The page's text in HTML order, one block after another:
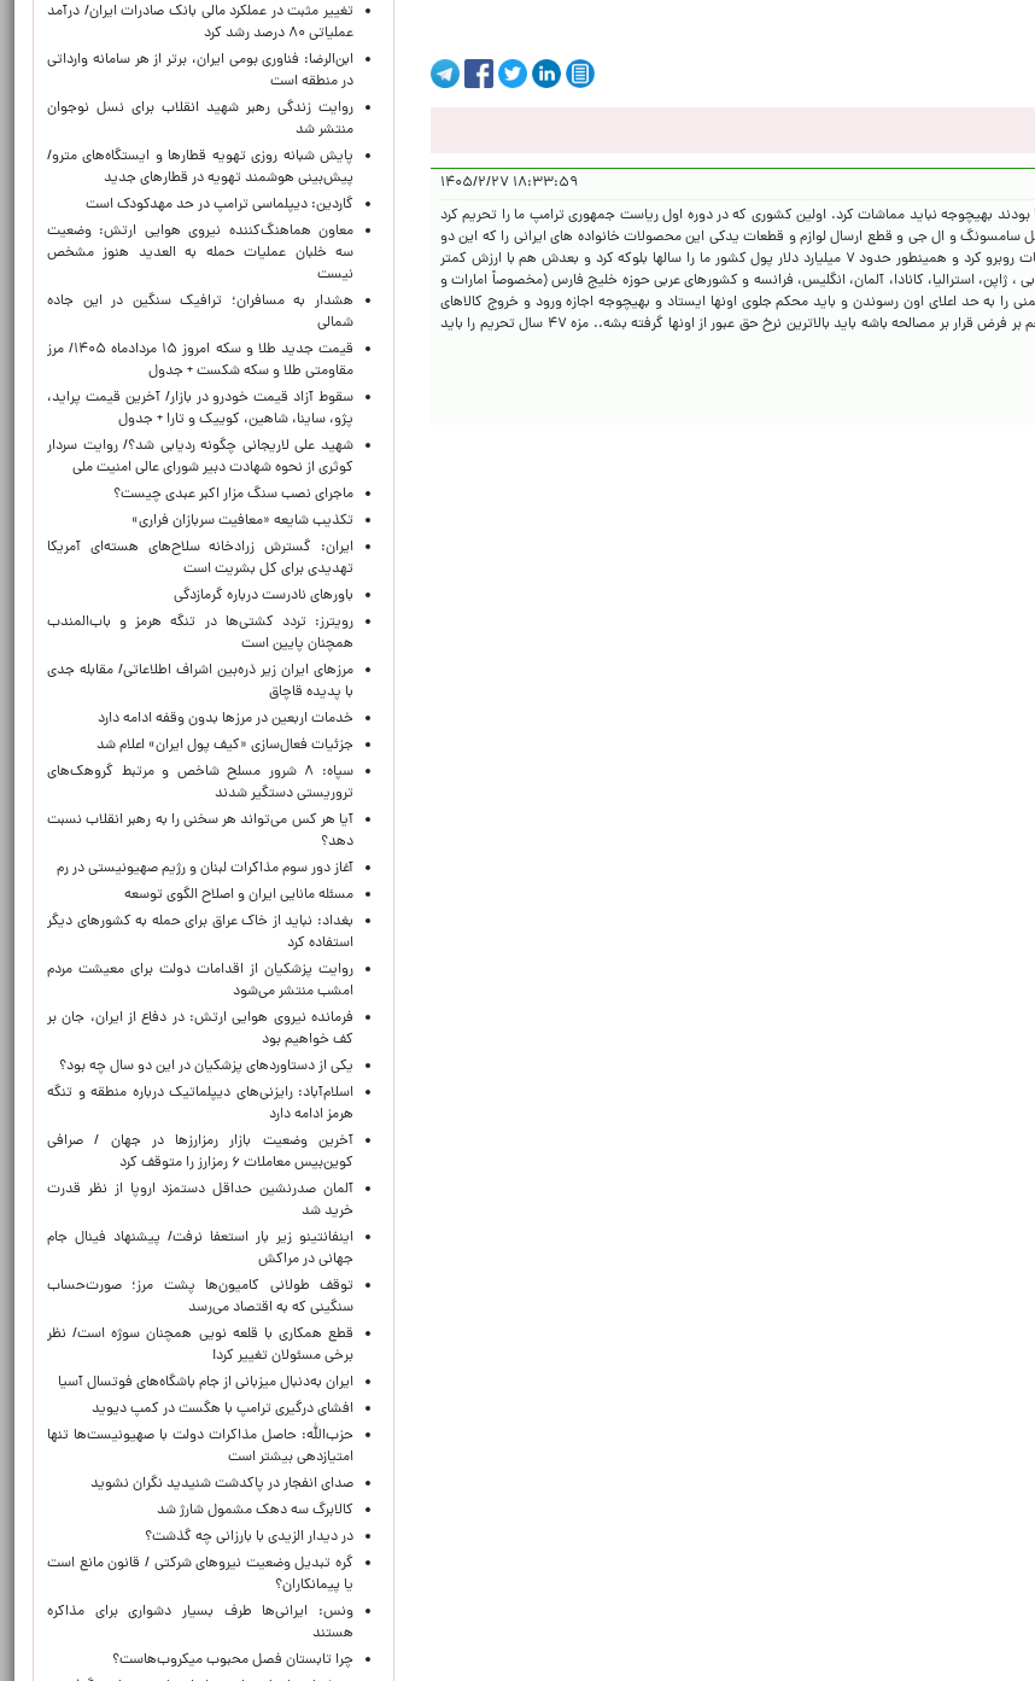
۱۸:۳۳:۵۹ ۱۴۰۵/۲/۲۷
بودند بهیچوجه نباید مماشات کرد. اولین کشوری که در دوره اول ریاست جمهوری ترامپ ما را تحریم کرد
سامسونگ و ال جی و قطع ارسال لوازم و قطعات یدکی این محصولات خانواده های ایرانی را که این دو
نوع برند را داشتند با تورم وحشتناک در خصوص تامین قطعات روبرو کرد و همینطور حدود ۷ میلیارد دلار پول کشور ما را سالها بلوکه کرد و بعدش هم با ارزش کمتر
ژاپن، استرالیا، کانادا، آلمان، انگلیس، فرانسه و کشورهای عربی حوزه خلیج فارس (مخصوصاً امارات و
به حد اعلای اون رسوندن و باید محکم جلوی اونها ایستاد و بهیچوجه اجازه ورود و خروج کالاهای
فروخته شده و یا خریداری شده را از خلیج فارس نداد و اگر هم بر فرض قرار بر مصالحه باشه باید بالاترین نرخ حق عبور از اونها گرفته بشه.. مزه ۴۷ سال تحریم را باید
تغییر مثبت در عملکرد مالی بانک صادرات ایران/ درآمد
عملیاتی ۸۰ درصد رشد کرد
ابن‌الرضا: فناوری بومی ایران، برتر از هر سامانه وارداتی
در منطقه است
روایت زندگی رهبر شهید انقلاب برای نسل نوجوان
منتشر شد
پایش شبانه روزی تهویه قطارها و ایستگاه‌های مترو/
پیش‌بینی هوشمند تهویه در قطارهای جدید
گاردین: دیپلماسی ترامپ در حد مهدکودک است
معاون هماهنگ‌کننده نیروی هوایی ارتش: وضعیت
سه خلبان عملیات حمله به العدید هنوز مشخص
نیست
هشدار به مسافران؛ ترافیک سنگین در این جاده
شمالی
قیمت جدید طلا و سکه امروز ۱۵ مردادماه ۱۴۰۵/ مرز
مقاومتی طلا و سکه شکست + جدول
سقوط آزاد قیمت خودرو در بازار/ آخرین قیمت پراید،
پژو، ساینا، شاهین، کوییک و تارا + جدول
شهید علی لاریجانی چگونه ردیابی شد؟/ روایت سردار
کوثری از نحوه شهادت دبیر شورای عالی امنیت ملی
ماجرای نصب سنگ مزار اکبر عبدی چیست؟
تکذیب شایعه «معافیت سربازان فراری»
ایران: گسترش زرادخانه سلاح‌های هسته‌ای آمریکا
تهدیدی برای کل بشریت است
باورهای نادرست درباره گرمازدگی
رویترز: تردد کشتی‌ها در تنگه هرمز و باب‌المندب
همچنان پایین است
مرزهای ایران زیر ذره‌بین اشراف اطلاعاتی/ مقابله جدی
با پدیده قاچاق
خدمات اربعین در مرزها بدون وقفه ادامه دارد
جزئیات فعال‌سازی «کیف پول ایران» اعلام شد
سپاه: ۸ شرور مسلح شاخص و مرتبط گروهک‌های
تروریستی دستگیر شدند
آیا هر کس می‌تواند هر سخنی را به رهبر انقلاب نسبت
دهد؟
آغاز دور سوم مذاکرات لبنان و رژیم صهیونیستی در رم
مسئله مانایی ایران و اصلاح الگوی توسعه
بغداد: نباید از خاک عراق برای حمله به کشورهای دیگر
استفاده کرد
روایت پزشکیان از اقدامات دولت برای معیشت مردم
امشب منتشر می‌شود
فرمانده نیروی هوایی ارتش: در دفاع از ایران، جان بر
کف خواهیم بود
یکی از دستاوردهای پزشکیان در این دو سال چه بود؟
اسلام‌آباد: رایزنی‌های دیپلماتیک درباره منطقه و تنگه
هرمز ادامه دارد
آخرین وضعیت بازار رمزارزها در جهان / صرافی
کوین‌بیس معاملات ۶ رمزارز را متوقف کرد
آلمان صدرنشین حداقل دستمزد اروپا از نظر قدرت
خرید شد
اینفانتینو زیر بار استعفا نرفت/ پیشنهاد فینال جام
جهانی در مراکش
توقف طولانی کامیون‌ها پشت مرز؛ صورت‌حساب
سنگینی که به اقتصاد می‌رسد
قطع همکاری با قلعه نویی همچنان سوژه است/ نظر
برخی مسئولان تغییر کرد!
ایران به‌دنبال میزبانی از جام باشگاه‌های فوتسال آسیا
افشای درگیری ترامپ با هگست در کمپ دیوید
حزب‌الله: حاصل مذاکرات دولت با صهیونیست‌ها تنها
امتیازدهی‌ بیشتر است
صدای انفجار در پاکدشت شنیدید نگران نشوید
کالابرگ سه دهک مشمول شارژ شد
در دیدار الزیدی با بارزانی چه گذشت؟
گره تبدیل وضعیت نیروهای شرکتی / قانون مانع است
یا پیمانکاران؟
ونس: ایرانی‌ها طرف بسیار دشواری برای مذاکره
هستند
چرا تابستان فصل محبوب میکروب‌هاست؟